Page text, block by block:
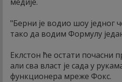
"Берни је водио шоу једног
тако да водим Формулу
Еклстон ће остати почасни
али сва власт је сада у
функционера мреже Фокс.